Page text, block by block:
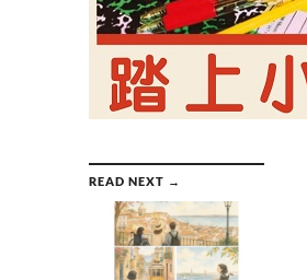
READ NEXT →